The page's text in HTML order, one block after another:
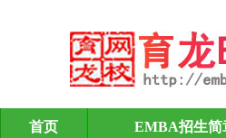
首页 EMBA招生简